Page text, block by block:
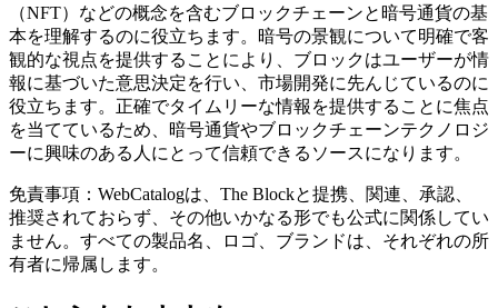
（NFT）などの概念を含むブロックチェーンと暗号通貨の基
本を理解するのに役立ちます。暗号の景観について明確で客
観的な視点を提供することにより、ブロックはユーザーが情
報に基づいた意思決定を行い、市場開発に先んじているのに
役立ちます。正確でタイムリーな情報を提供することに焦点
を当てているため、暗号通貨やブロックチェーンテクノロジ
ーに興味のある人にとって信頼できるソースになります。
免責事項：WebCatalogは、The Blockと提携、関連、承認、
推奨されておらず、その他いかなる形でも公式に関係してい
ません。すべての製品名、ロゴ、ブランドは、それぞれの所
有者に帰属します。